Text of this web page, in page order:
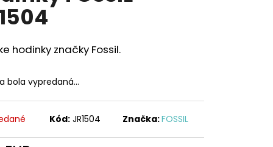
hodinky značky Fossil.
bola vypredaná…
Kód: JR1504 Značka:FOSSIL